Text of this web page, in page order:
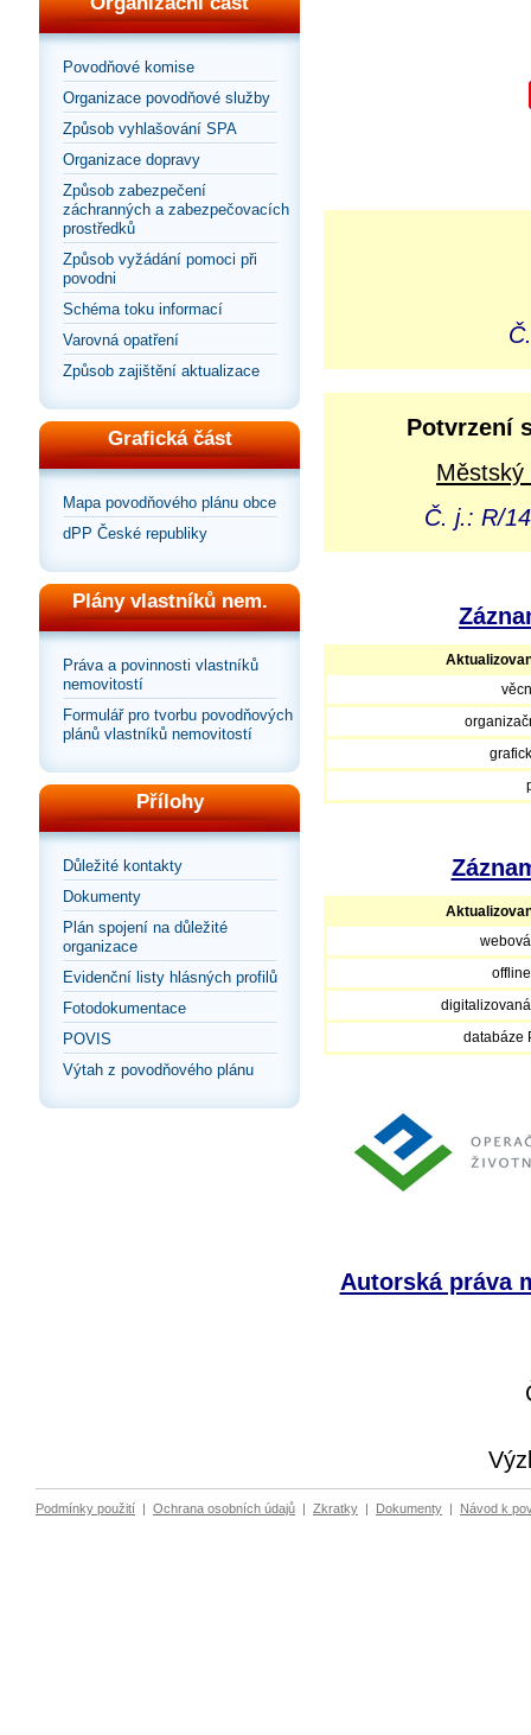
Povodňové komise
Organizace povodňové služby
Způsob vyhlašování SPA
Organizace dopravy
Způsob zabezpečení
záchranných a zabezpečovacích
prostředků
Způsob vyžádání pomoci při
povodni
Schéma toku informací
Varovná opatření
Způsob zajištění aktualizace
Grafická část
Mapa povodňového plánu obce
dPP České republiky
Plány vlastníků nem.
Práva a povinnosti vlastníků
nemovitostí
Formulář pro tvorbu povodňových
plánů vlastníků nemovitostí
Přílohy
Důležité kontakty
Dokumenty
Plán spojení na důležité
organizace
Evidenční listy hlásných profilů
Fotodokumentace
POVIS
Výtah z povodňového plánu
Potvrzení
Č. j.: R/
databáze
Autorská práva
Podmínky použití Ochrana osobních údajů Zkratky Dokumenty Návod k